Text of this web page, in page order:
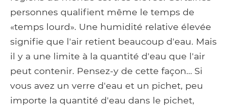
personnes qualifient même le temps de
«temps lourd». Une humidité relative élevée
signifie que l'air retient beaucoup d'eau. Mais
il y a une limite à la quantité d'eau que l'air
peut contenir. Pensez-y de cette façon… Si
vous avez un verre d'eau et un pichet, peu
importe la quantité d'eau dans le pichet,